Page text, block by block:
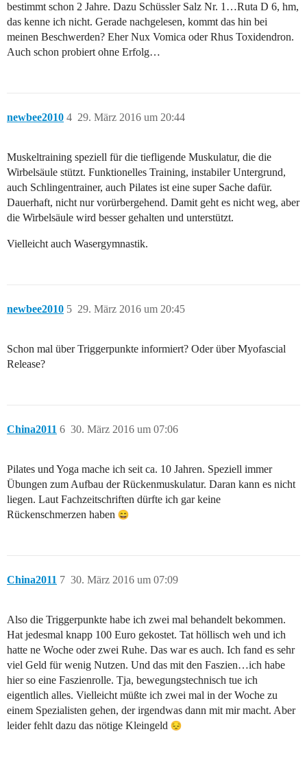
bestimmt schon 2 Jahre. Dazu Schüssler Salz Nr. 1…Ruta D 6, hm,
das kenne ich nicht. Gerade nachgelesen, kommt das hin bei
meinen Beschwerden? Eher Nux Vomica oder Rhus Toxidendron.
Auch schon probiert ohne Erfolg…
newbee2010 29. März 2016 um 20:44
4
Muskeltraining speziell für die tiefligende Muskulatur, die die
Wirbelsäule stützt. Funktionelles Training, instabiler Untergrund,
auch Schlingentrainer, auch Pilates ist eine super Sache dafür.
Dauerhaft, nicht nur vorürbergehend. Damit geht es nicht weg, aber
die Wirbelsäule wird besser gehalten und unterstützt.
Vielleicht auch Wasergymnastik.
newbee2010 29. März 2016 um 20:45
5
Schon mal über Triggerpunkte informiert? Oder über Myofascial
Release?
China2011 30. März 2016 um 07:06
6
Pilates und Yoga mache ich seit ca. 10 Jahren. Speziell immer
Übungen zum Aufbau der Rückenmuskulatur. Daran kann es nicht
liegen. Laut Fachzeitschriften dürfte ich gar keine
Rückenschmerzen haben
China2011 30. März 2016 um 07:09
7
Also die Triggerpunkte habe ich zwei mal behandelt bekommen.
Hat jedesmal knapp 100 Euro gekostet. Tat höllisch weh und ich
hatte ne Woche oder zwei Ruhe. Das war es auch. Ich fand es sehr
viel Geld für wenig Nutzen. Und das mit den Faszien…ich habe
hier so eine Faszienrolle. Tja, bewegungstechnisch tue ich
eigentlich alles. Vielleicht müßte ich zwei mal in der Woche zu
einem Spezialisten gehen, der irgendwas dann mit mir macht. Aber
leider fehlt dazu das nötige Kleingeld